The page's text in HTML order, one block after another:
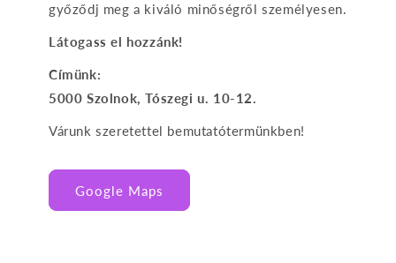
győződj meg a kiváló minőségről személyesen.
Látogass el hozzánk!
Címünk:
5000 Szolnok, Tószegi u. 10-12.
Várunk szeretettel bemutatótermünkben!
Google Maps